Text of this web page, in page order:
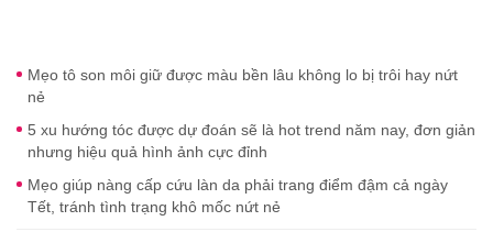
Mẹo tô son môi giữ được màu bền lâu không lo bị trôi hay nứt
nẻ
5 xu hướng tóc được dự đoán sẽ là hot trend năm nay, đơn giản
nhưng hiệu quả hình ảnh cực đỉnh
Mẹo giúp nàng cấp cứu làn da phải trang điểm đậm cả ngày
Tết, tránh tình trạng khô mốc nứt nẻ